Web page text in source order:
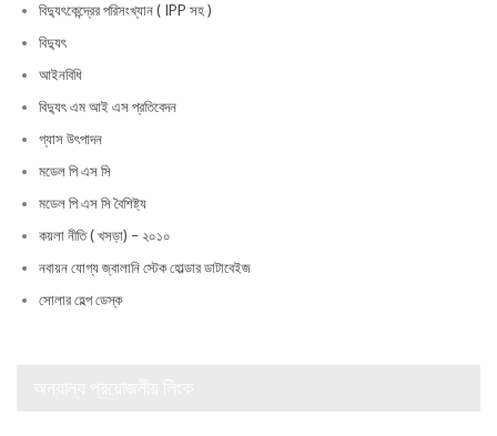
বিদ্যুৎকেন্দ্রের পরিসংখ্যান ( IPP সহ )
বিদ্যুৎ
আইনবিধি
বিদ্যুৎ এম আই এস প্রতিবেদন
গ্যাস উৎপাদন
মডেল পি এস সি
মডেল পি এস সি বৈশিষ্ট্য
কয়লা নীতি ( খসড়া) – ২০১০
নবায়ন যোগ্য জ্বালানি স্টেক হোল্ডার ডাটাবেইজ
সোলার হেল্প ডেস্ক